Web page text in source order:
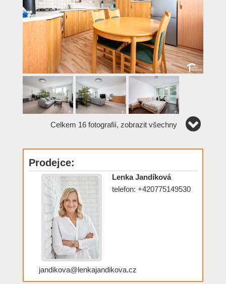
Celkem 16 fotografií, zobrazit všechny
Prodejce:
Lenka Jandíková
telefon: +420775149530
jandikova@lenkajandikova.cz